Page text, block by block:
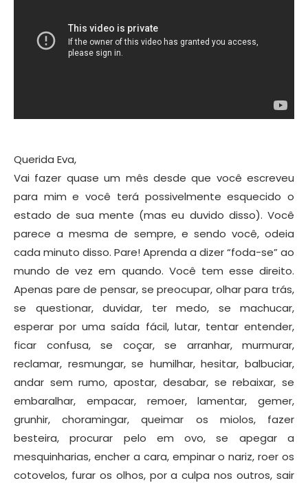
Querida Eva,
Vai fazer quase um mês desde que você escreveu
para mim e você terá possivelmente esquecido o
estado de sua mente (mas eu duvido disso). Você
parece a mesma de sempre, e sendo você, odeia
cada minuto disso. Pare! Aprenda a dizer “foda-se” ao
mundo de vez em quando. Você tem esse direito.
Apenas pare de pensar, se preocupar, olhar para trás,
se questionar, duvidar, ter medo, se machucar,
esperar por uma saída fácil, lutar, tentar entender,
ficar confusa, se coçar, se arranhar, murmurar,
reclamar, resmungar, se humilhar, hesitar, balbuciar,
andar sem rumo, apostar, desabar, se rebaixar, se
embaralhar, empacar, remoer, lamentar, gemer,
grunhir, choramingar, queimar os miolos, fazer
besteira, procurar pelo em ovo, se apegar a
mesquinharias, encher a cara, empinar o nariz, roer os
cotovelos, furar os olhos, por a culpa nos outros, sair